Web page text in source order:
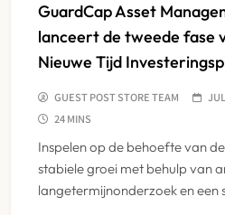
GuardCap Asset
lanceert de tweede fase
Nieuwe Tijd
GUEST POST STORE TEAM
24 MINS
Inspelen op de behoefte van
stabiele groei met behulp van
langetermijnonderzoek en een